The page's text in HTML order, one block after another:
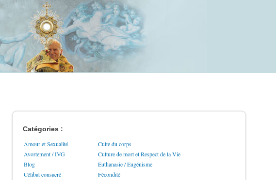
Catégories :
Amour et Sexualité
Culte du corps
Avortement / IVG
Culture de mort et Respect de la Vie
Blog
Euthanasie / Eugénisme
Célibat consacré
Fécondité